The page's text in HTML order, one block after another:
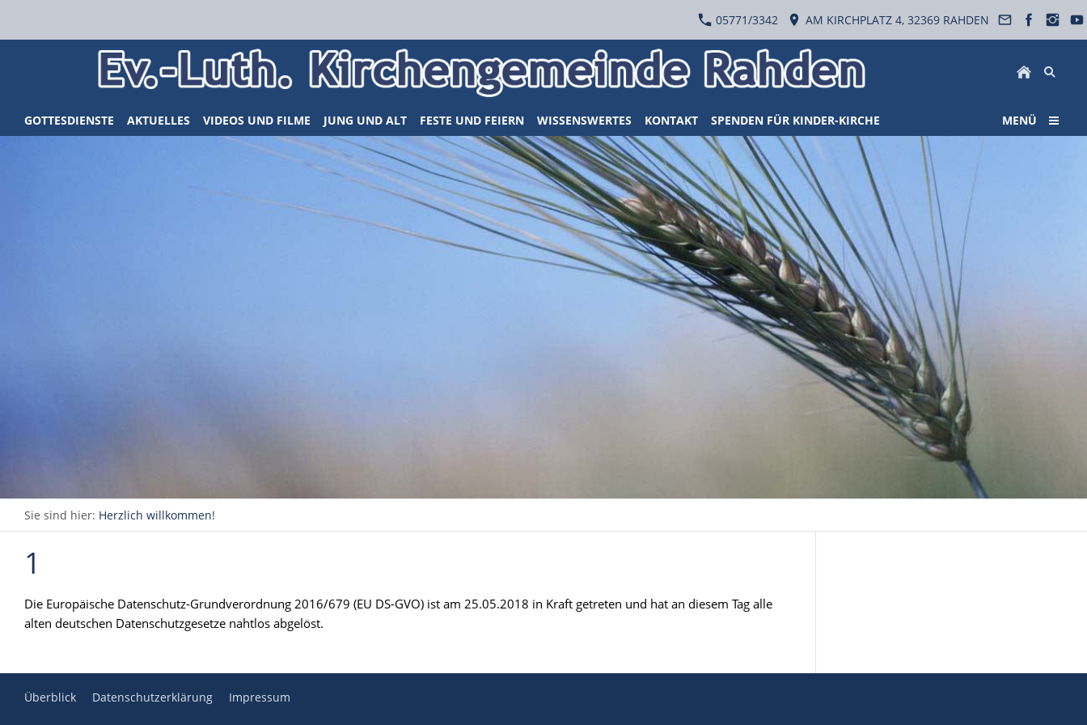
05771/3342 AM KIRCHPLATZ 4, 32369 RAHDEN
GOTTESDIENSTE AKTUELLES VIDEOS UND FILME JUNG UND ALT FESTE UND FEIERN WISSENSWERTES KONTAKT SPENDEN FÜR KINDER-KIRCHE MENÜ
Sie sind hier: Herzlich willkommen!
1
Die Europäische Datenschutz-Grundverordnung 2016/679 (EU DS-GVO) ist am 25.05.2018 in Kraft getreten und hat an diesem Tag alle
alten deutschen Datenschutzgesetze nahtlos abgelöst.
Überblick Datenschutzerklärung Impressum